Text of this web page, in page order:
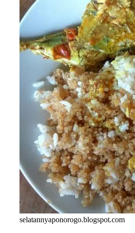
selatannyaponorogo.blogspot.com